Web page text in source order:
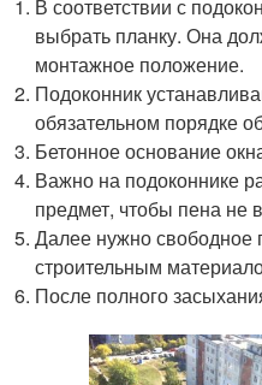
В соответствии с
выбрать планку. Она
монтажное положение.
Подоконник
обязательном порядке
Бетонное основание
Важно на подоконнике
предмет, чтобы пена не
Далее нужно свободное
строительным
После полного